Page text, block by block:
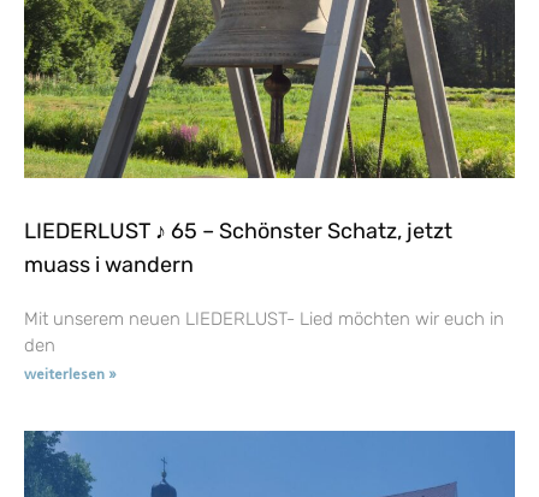
LIEDERLUST ♪ 65 – Schönster Schatz, jetzt
muass i wandern
Mit unserem neuen LIEDERLUST- Lied möchten wir euch in
den
weiterlesen »